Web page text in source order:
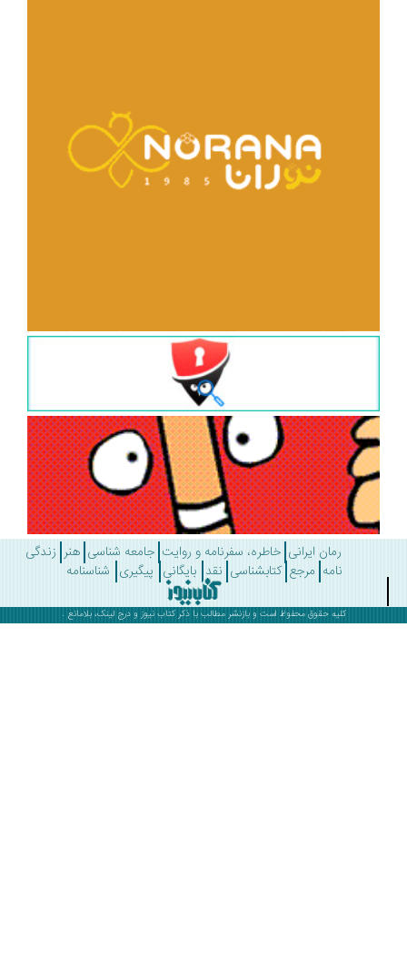
رمان ایرانی خاطره، سفرنامه و روایت جامعه شناسی هنر زندگی
مرجع کتابشناسی نقد بایگانی پیگیری شناسنامه
کلیه حقوق محفوظ است و بازنشر مطالب با ذکرکتاب نیوز و درج لینک، بلامانع .